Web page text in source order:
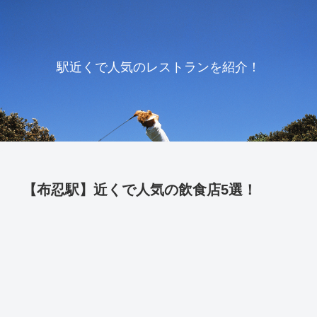
駅近くで人気のレストランを紹介！
【布忍駅】近くで人気の飲食店5選！